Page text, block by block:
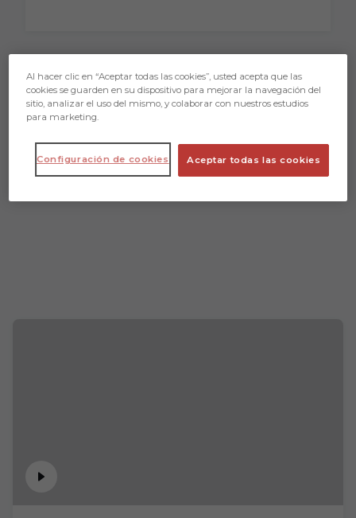
Al hacer clic en “Aceptar todas las cookies”, usted acepta que las
cookies se guarden en su dispositivo para mejorar la navegación del
sitio, analizar el uso del mismo, y colaborar con nuestros estudios
para marketing.
Aceptar todas las cookies
Configuración de cookies